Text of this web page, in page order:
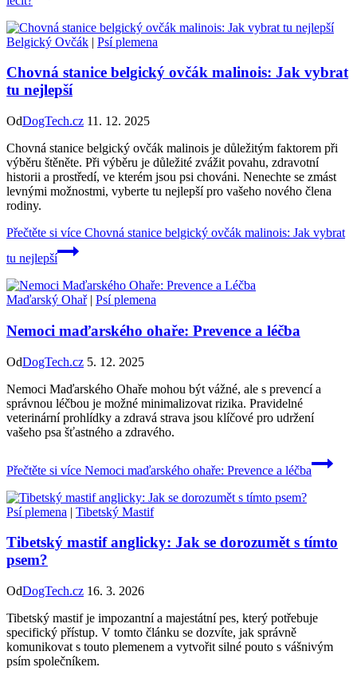
Belgický Ovčák | Psí plemena
Chovná stanice belgický ovčák malinois: Jak vybrat
tu nejlepší
OdDogTech.cz 11. 12. 2025
Chovná stanice belgický ovčák malinois je důležitým faktorem při
výběru štěněte. Při výběru je důležité zvážit povahu, zdravotní
historii a prostředí, ve kterém jsou psi chováni. Nenechte se zmást
levnými možnostmi, vyberte tu nejlepší pro vašeho nového člena
rodiny.
Přečtěte si více Chovná stanice belgický ovčák malinois: Jak vybrat
tu nejlepší
Maďarský Ohař| Psí plemena
Nemoci maďarského ohaře: Prevence a léčba
OdDogTech.cz 5. 12. 2025
Nemoci Maďarského Ohaře mohou být vážné, ale s prevencí a
správnou léčbou je možné minimalizovat rizika. Pravidelné
veterinární prohlídky a zdravá strava jsou klíčové pro udržení
vašeho psa šťastného a zdravého.
Přečtěte si více Nemoci maďarského ohaře: Prevence a léčba
Psí plemena | Tibetský Mastif
Tibetský mastif anglicky: Jak se dorozumět s tímto
psem?
OdDogTech.cz 16. 3. 2026
Tibetský mastif je impozantní a majestátní pes, který potřebuje
specifický přístup. V tomto článku se dozvíte, jak správně
komunikovat s touto plemenem a vytvořit silné pouto s vášnivým
psím společníkem.